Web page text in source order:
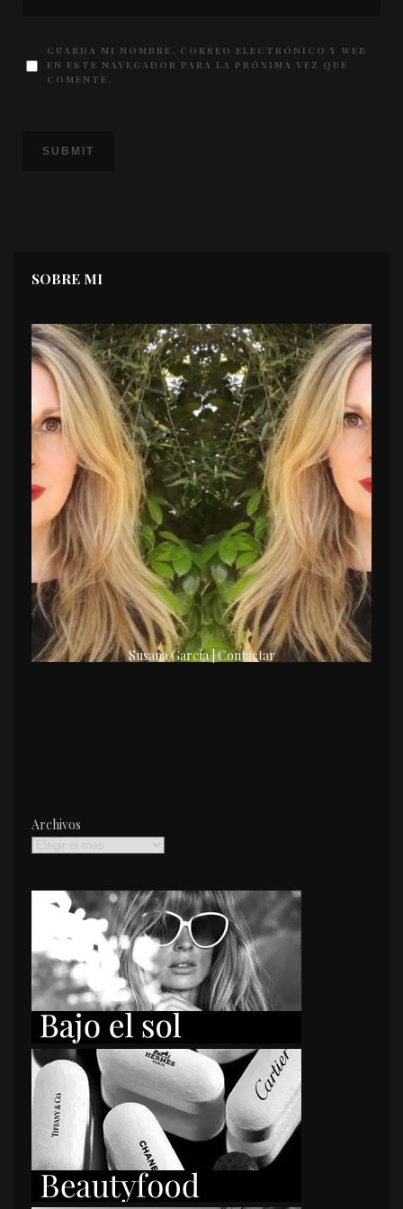
GUARDA MI NOMBRE, CORREO ELECTRÓNICO Y WEB
EN ESTE NAVEGADOR PARA LA PRÓXIMA VEZ QUE
COMENTE.
SOBRE MI
Susana García | Contactar
Archivos